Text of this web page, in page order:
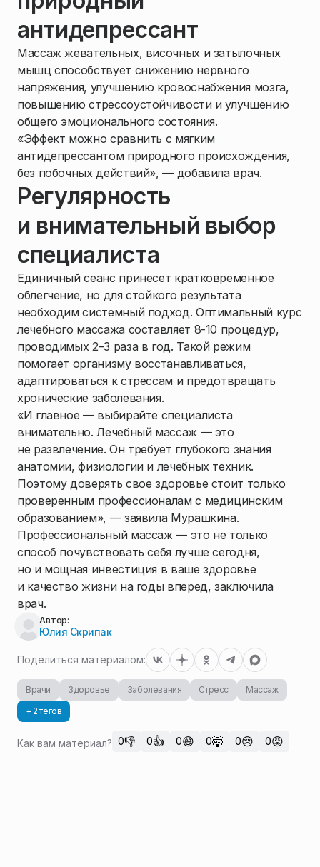
антидепрессант
Массаж жевательных, височных и затылочных
мышц способствует снижению нервного
напряжения, улучшению кровоснабжения мозга,
повышению стрессоустойчивости и улучшению
общего эмоционального состояния.
«Эффект можно сравнить с мягким
антидепрессантом природного происхождения,
без побочных действий», — добавила врач.
Регулярность
и внимательный выбор
специалиста
Единичный сеанс принесет кратковременное
облегчение, но для стойкого результата
необходим системный подход. Оптимальный курс
лечебного массажа составляет 8-10 процедур,
проводимых 2–3 раза в год. Такой режим
помогает организму восстанавливаться,
адаптироваться к стрессам и предотвращать
хронические заболевания.
«И главное — выбирайте специалиста
внимательно. Лечебный массаж — это
не развлечение. Он требует глубокого знания
анатомии, физиологии и лечебных техник.
Поэтому доверять свое здоровье стоит только
проверенным профессионалам с медицинским
образованием», — заявила Мурашкина.
Профессиональный массаж — это не только
способ почувствовать себя лучше сегодня,
но и мощная инвестиция в ваше здоровье
и качество жизни на годы вперед, заключила
врач.
Автор:
Юлия Скрипак
Поделиться материалом:
Врачи Здоровье Заболевания Стресс
Массаж
+ 2 тегов
Как вам материал? 0👎 0👍 0😄 0🤯 0😢 0😡